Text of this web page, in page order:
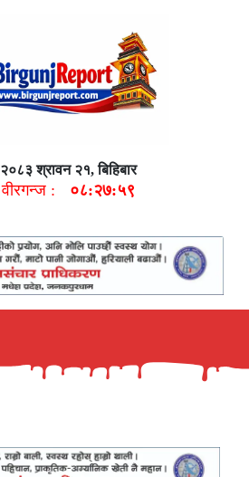
२०८३ श्रावन २१, बिहिबार
वीरगन्ज : ०८:२८:००